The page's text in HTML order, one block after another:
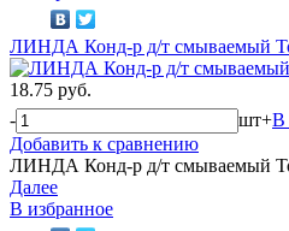
ЛИНДА Конд-р д/т смываемый
18.75 руб.
-
шт+В
Добавить к сравнению
ЛИНДА Конд-р д/т смываемый
Далее
В избранное